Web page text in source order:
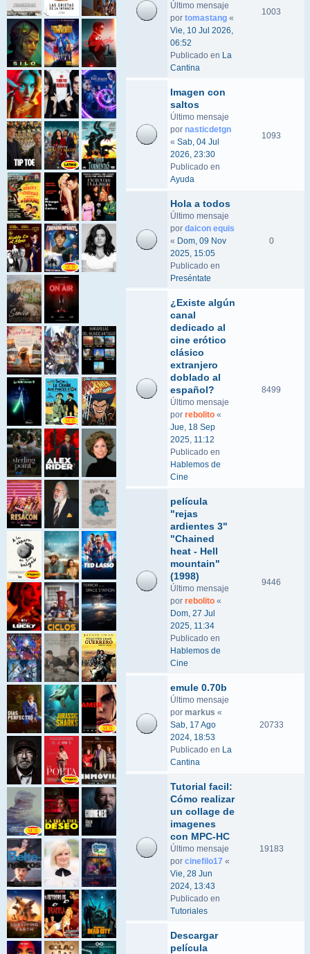
Último mensaje
por tomastang «
Vie, 10 Jul 2026,
06:52
Publicado en La
Cantina
1003
Imagen con
saltos
Último mensaje
por nasticdetgn
« Sab, 04 Jul
2026, 23:30
Publicado en
Ayuda
1093
Hola a todos
Último mensaje
por daicon equis
« Dom, 09 Nov
2025, 15:05
Publicado en
Preséntate
0
¿Existe algún
canal
dedicado al
cine erótico
clásico
extranjero
doblado al
español?
Último mensaje
por rebolito «
Jue, 18 Sep
2025, 11:12
Publicado en
Hablemos de
Cine
8499
película
"rejas
ardientes 3"
"Chained
heat - Hell
mountain"
(1998)
Último mensaje
por rebolito «
Dom, 27 Jul
2025, 11:34
Publicado en
Hablemos de
Cine
9446
emule 0.70b
Último mensaje
por markus «
Sab, 17 Ago
2024, 18:53
Publicado en La
Cantina
20733
Tutorial facil:
Cómo realizar
un collage de
imagenes
con MPC-HC
Último mensaje
por cinefilo17 «
Vie, 28 Jun
2024, 13:43
Publicado en
Tutoriales
19183
Descargar
película